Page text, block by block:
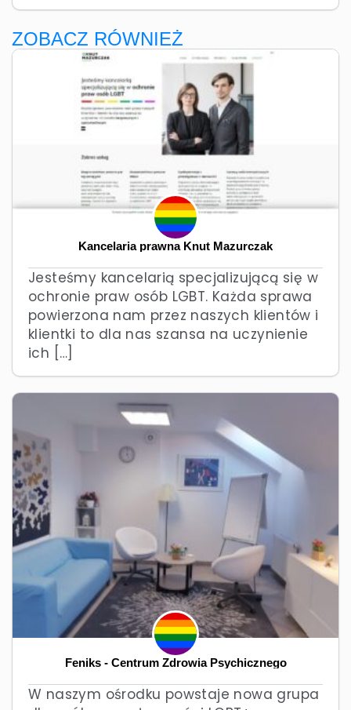
ZOBACZ RÓWNIEŻ
Kancelaria prawna Knut Mazurczak
Jesteśmy kancelarią specjalizującą się w
ochronie praw osób LGBT. Każda sprawa
powierzona nam przez naszych klientów i
klientki to dla nas szansa na uczynienie
ich […]
Feniks - Centrum Zdrowia Psychicznego
W naszym ośrodku powstaje nowa grupa